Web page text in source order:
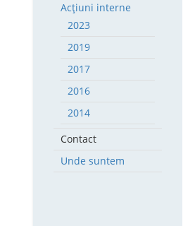
Acțiuni interne
2023
2019
2017
2016
2014
Contact
Unde suntem